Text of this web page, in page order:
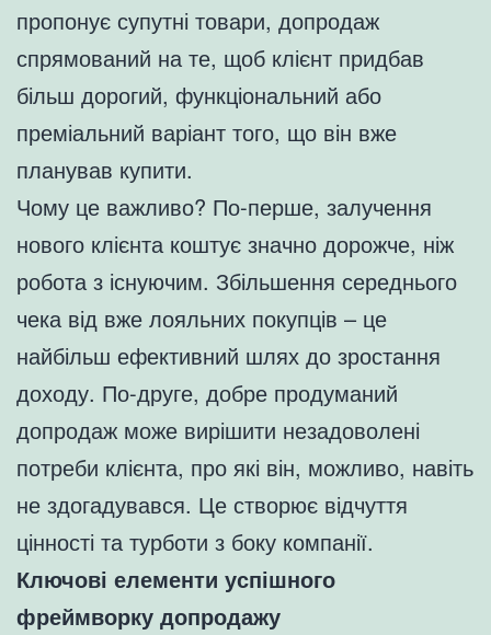
пропонує супутні товари, допродаж
спрямований на те, щоб клієнт придбав
більш дорогий, функціональний або
преміальний варіант того, що він вже
планував купити.
Чому це важливо? По-перше, залучення
нового клієнта коштує значно дорожче, ніж
робота з існуючим. Збільшення середнього
чека від вже лояльних покупців – це
найбільш ефективний шлях до зростання
доходу. По-друге, добре продуманий
допродаж може вирішити незадоволені
потреби клієнта, про які він, можливо, навіть
не здогадувався. Це створює відчуття
цінності та турботи з боку компанії.
Ключові елементи успішного
фреймворку допродажу